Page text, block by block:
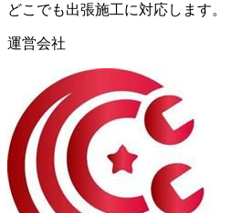
どこでも出張施工に対応します。
運営会社